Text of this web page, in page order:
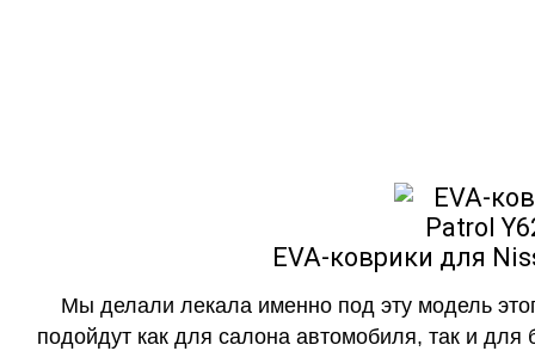
EVA-коврики для
Мы делали лекала именно под эту модель
подойдут как для салона автомобиля, так и для